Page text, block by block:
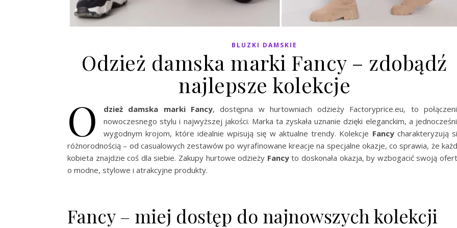
BLUZKI DAMSKIE
Odzież damska marki Fancy – zdobądź
najlepsze kolekcje
O dzież damska marki Fancy, dostępna w hurtowniach odzieży Factoryprice.eu, to
nowoczesnego stylu i najwyższej jakości. Marka ta zyskała uznanie dzięki eleganckim, a
wygodnym krojom, które idealnie wpisują się w aktualne trendy. Kolekcje Fancycharakteryzują
różnorodnością – od casualowych zestawów po wyrafinowane kreacje na specjalne okazje, co sprawia, że
kobieta znajdzie coś dla siebie. Zakupy hurtowe odzieży Fancyto doskonała okazja, by wzbogacić swoją
o modne, stylowe i atrakcyjne produkty.
Fancy – miej dostęp do najnowszych kolekcji